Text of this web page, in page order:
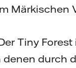
Märkischen
Tiny
denen durch